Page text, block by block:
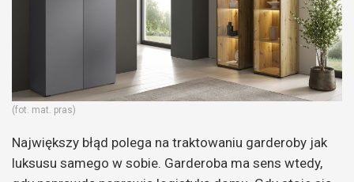
(fot. mat. pras)
Największy błąd polega na traktowaniu garderoby jak
luksusu samego w sobie. Garderoba ma sens wtedy,